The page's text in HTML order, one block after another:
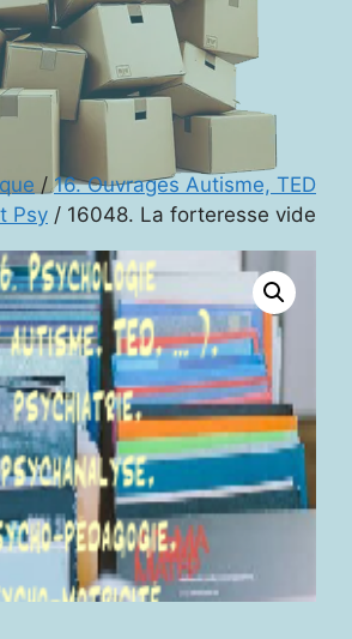
/16. Ouvrages Autisme, TED
Psy / 16048. La forteresse vide